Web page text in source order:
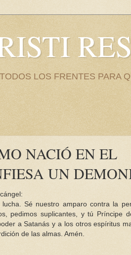
LOS FRENTES PARA
NACIÓ EN EL
UN
Sé nuestro amparo contra la
pedimos suplicantes, y tú Príncipe
a Satanás y a los otros espíritus
de las almas. Amén.